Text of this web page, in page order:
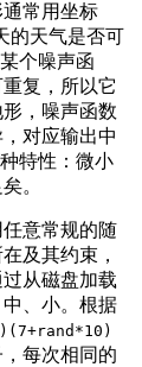
常用坐标
的天气是否可
个噪声函
复，所以它
，噪声函数
对应输出中
特性：微小
。
意常规的随
及其约束，
从磁盘加载
、小。根据
每次相同的